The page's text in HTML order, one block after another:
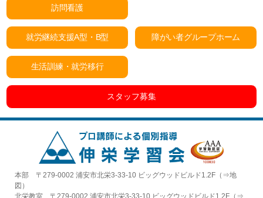
訪問看護
就労継続支援A型・B型 障がい者グループホーム
生活訓練・就労移行
スタッフ募集
本部 〒279-0002 浦安市北栄3-33-10 ビッグウッドビルド1.2F（⇒地
図 ）
北栄教室 〒279-0002 浦安市北栄3-33-10 ビッグウッドビルド1.2F（⇒